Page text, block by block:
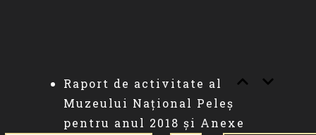
Raport de activitate al
Muzeului Național Peleș
pentru anul 2018 și Anexe